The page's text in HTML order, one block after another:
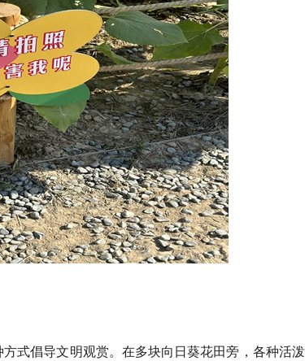
式倡导文明观赏。在多块向日葵花田旁，各种活